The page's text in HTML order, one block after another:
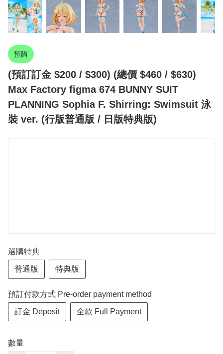
預購
(預訂訂金 $200 / $300) (總價 $460 / $630)
Max Factory figma 674 BUNNY SUIT
PLANNING Sophia F. Shirring: Swimsuit 泳
裝 ver. (行版普通版 / 日版特典版)
選購特典
普通版 特典版
預訂付款方式 Pre-order payment method
訂金 Deposit 全款 Full Payment
數量